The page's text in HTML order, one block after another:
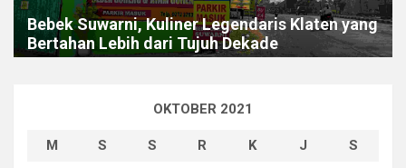
Bebek Suwarni, Kuliner Legendaris Klaten yang
Bertahan Lebih dari Tujuh Dekade
OKTOBER 2021
M S S R K J
S